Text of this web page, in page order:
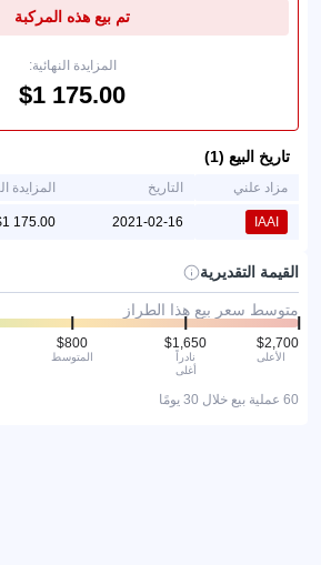
تم بيع هذه المركبة
المزايدة النهائية:
تاريخ البيع (1)
مزاد علني التاريخ المزايدة
IAAI
2021-02-16
القيمة التقديرية
متوسط سعر بيع هذا الطراز
المتوسط
نادراً
أغلى
الأعلى
60 عملية بيع خلال 30 يومًا